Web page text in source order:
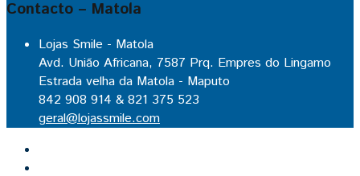
Contacto – Matola
Lojas Smile - Matola
Avd. União Africana, 7587 Prq. Empres do Lingamo
Estrada velha da Matola - Maputo
842 908 914 & 821 375 523
geral@lojassmile.com